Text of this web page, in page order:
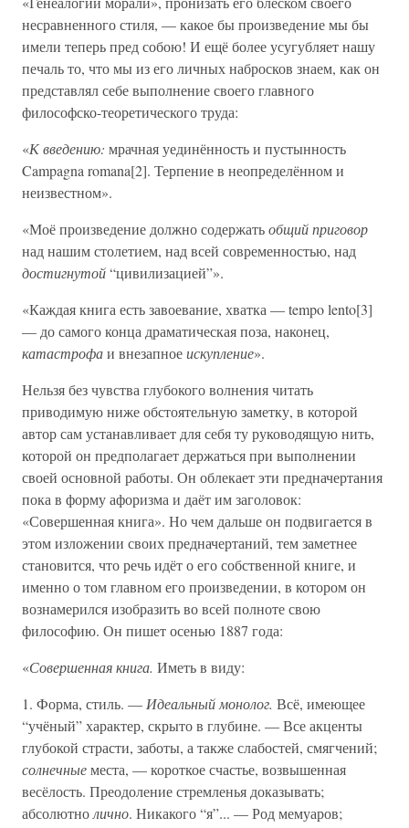
несравненного стиля, — какое бы произведение мы бы
имели теперь пред собою! И ещё более усугубляет нашу
печаль то, что мы из его личных набросков знаем, как он
представлял себе выполнение своего главного
философско-теоретического труда:
«К введению: мрачная уединённость и пустынность
Campagna romana[2]. Терпение в неопределённом и
неизвестном».
«Моё произведение должно содержатьобщий приговор
над нашим столетием, над всей современностью, над
достигнутой“цивилизацией”».
«Каждая книга есть завоевание, хватка — tempo lento[3]
— до самого конца драматическая поза, наконец,
катастрофаи внезапноеискупление».
Нельзя без чувства глубокого волнения читать
приводимую ниже обстоятельную заметку, в которой
автор сам устанавливает для себя ту руководящую нить,
которой он предполагает держаться при выполнении
своей основной работы. Он облекает эти предначертания
пока в форму афоризма и даёт им заголовок:
«Совершенная книга». Но чем дальше он подвигается в
этом изложении своих предначертаний, тем заметнее
становится, что речь идёт о его собственной книге, и
именно о том главном его произведении, в котором он
вознамерился изобразить во всей полноте свою
философию. Он пишет осенью 1887 года:
«Совершенная книга. Иметь в виду:
1. Форма, стиль. — Идеальный монолог. Всё, имеющее
“учёный” характер, скрыто в глубине. — Все акценты
глубокой страсти, заботы, а также слабостей, смягчений;
солнечныеместа, — короткое счастье, возвышенная
весёлость. Преодоление стремленья доказывать;
абсолютнолично. Никакого “я”... — Род мемуаров;